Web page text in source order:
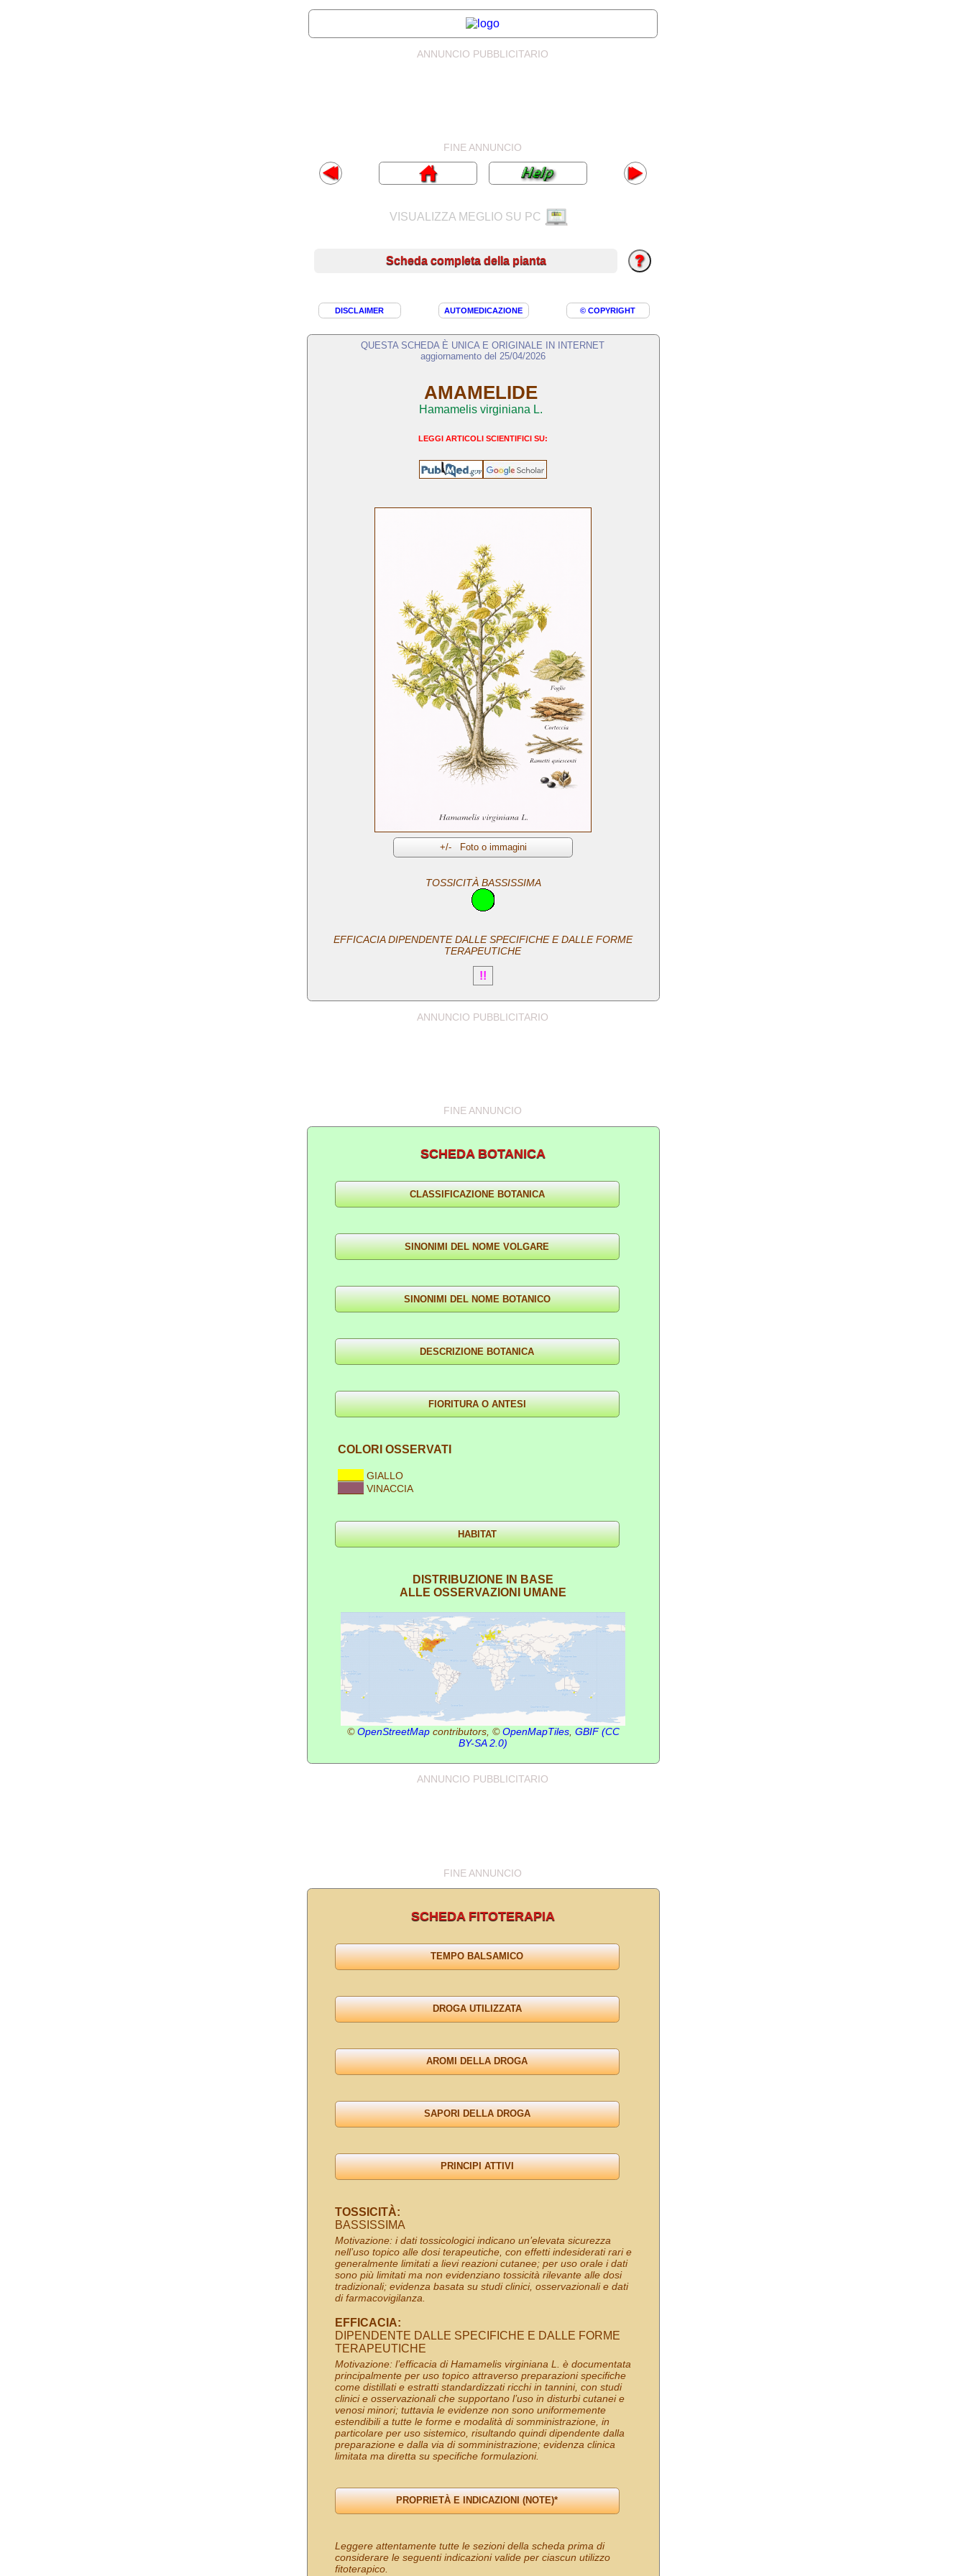
ANNUNCIO PUBBLICITARIO
FINE ANNUNCIO
VISUALIZZA MEGLIO SU PC
Scheda completa della pianta
DISCLAIMER AUTOMEDICAZIONE © COPYRIGHT
QUESTA SCHEDA È UNICA E ORIGINALE IN INTERNET
aggiornamento del 25/04/2026
AMAMELIDE
Hamamelis virginiana L.
LEGGI ARTICOLI SCIENTIFICI SU:
TOSSICITÀ BASSISSIMA
EFFICACIA DIPENDENTE DALLE SPECIFICHE E DALLE FORME
TERAPEUTICHE
!!
ANNUNCIO PUBBLICITARIO
FINE ANNUNCIO
SCHEDA BOTANICA
COLORI OSSERVATI
GIALLO
VINACCIA
DISTRIBUZIONE IN BASE
ALLE OSSERVAZIONI UMANE
©OpenStreetMapcontributors, ©OpenMapTiles, GBIF (CC
BY-SA 2.0)
ANNUNCIO PUBBLICITARIO
FINE ANNUNCIO
SCHEDA FITOTERAPIA
TOSSICITÀ:
BASSISSIMA
Motivazione: i dati tossicologici indicano un’elevata sicurezza
nell’uso topico alle dosi terapeutiche, con effetti indesiderati rari e
generalmente limitati a lievi reazioni cutanee; per uso orale i dati
sono più limitati ma non evidenziano tossicità rilevante alle dosi
tradizionali; evidenza basata su studi clinici, osservazionali e dati
di farmacovigilanza.
EFFICACIA:
DIPENDENTE DALLE SPECIFICHE E DALLE FORME
TERAPEUTICHE
Motivazione: l’efficacia di Hamamelis virginiana L. è documentata
principalmente per uso topico attraverso preparazioni specifiche
come distillati e estratti standardizzati ricchi in tannini, con studi
clinici e osservazionali che supportano l’uso in disturbi cutanei e
venosi minori; tuttavia le evidenze non sono uniformemente
estendibili a tutte le forme e modalità di somministrazione, in
particolare per uso sistemico, risultando quindi dipendente dalla
preparazione e dalla via di somministrazione; evidenza clinica
limitata ma diretta su specifiche formulazioni.
Leggere attentamente tutte le sezioni della scheda prima di
considerare le seguenti indicazioni valide per ciascun utilizzo
fitoterapico.